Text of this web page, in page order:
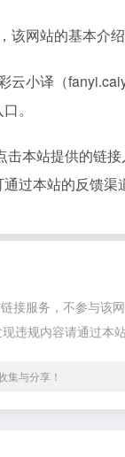
该网站的基本介
云小译（
。
本站提供的链
过本站的反馈
接服务，不参与该
违规内容请通过本
集与分享！